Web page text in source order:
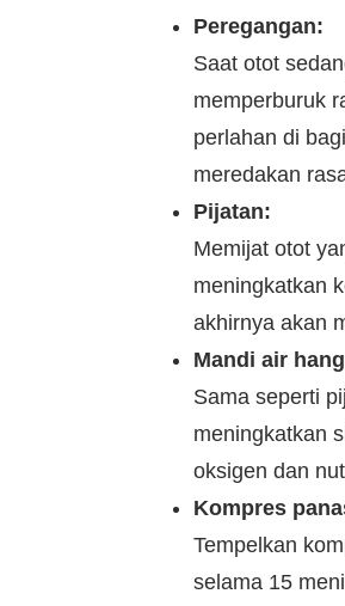
Peregangan:
Saat otot
memperburuk
perlahan di
meredakan
Pijatan:
Memijat otot
meningkatkan
akhirnya akan
Mandi air
Sama seperti
meningkatkan
oksigen dan
Kompres
Tempelkan
selama 15